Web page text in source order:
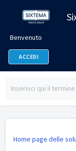
Benvenuto
ACCEDI
Home page delle